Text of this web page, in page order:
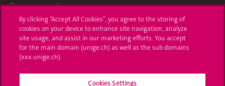
Poser une question
L'UNIGE vous informe
UNIGE Mobile
By clicking “Accept All Cookies”, you agree to the storing of
cookies on your device to enhance site navigation, analyze
site usage, and assist in our marketing efforts. You accept
for the main domain (unige.ch) as well as the sub domains
(xxx.unige.ch).
Cookies Settings